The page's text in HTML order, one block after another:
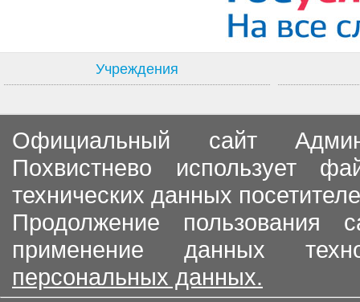
Учреждения
Официальный сайт
Похвистнево использует
технических данных
Продолжение пользования
применение данных
персональных данных.